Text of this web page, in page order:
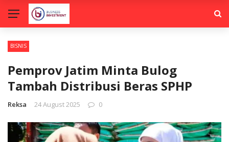
BISNIS
Pemprov Jatim Minta Bulog
Tambah Distribusi Beras SPHP
Reksa 24 August 2025 0